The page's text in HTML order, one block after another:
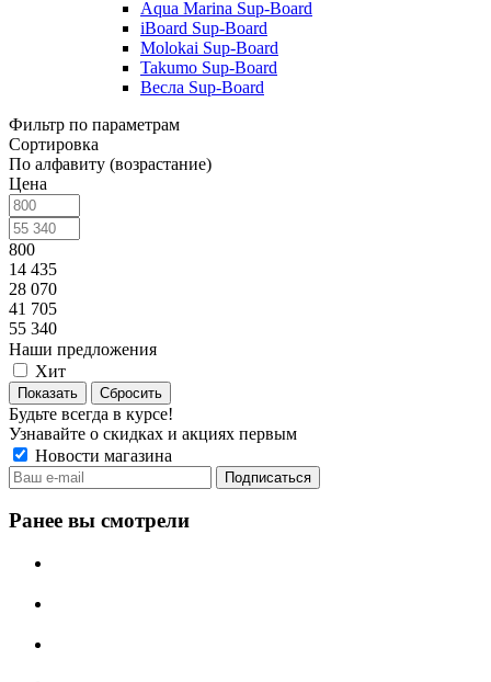
Aqua Marina Sup-Board
iBoard Sup-Board
Molokai Sup-Board
Takumo Sup-Board
Весла Sup-Board
Фильтр по параметрам
Сортировка
По алфавиту (возрастание)
Цена
800
14 435
28 070
41 705
55 340
Наши предложения
Хит
Сбросить
Будьте всегда в курсе!
Узнавайте о скидках и акциях первым
Новости магазина
Ранее вы смотрели